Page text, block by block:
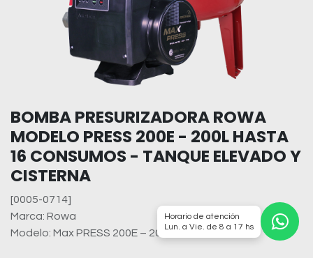
BOMBA PRESURIZADORA ROWA
MODELO PRESS 200E - 200L HASTA
16 CONSUMOS - TANQUE ELEVADO Y
CISTERNA
[0005-0714]
Marca: Rowa
Modelo: Max PRESS 200E – 200L
Horario de atención
Lun. a Vie. de 8 a 17 hs